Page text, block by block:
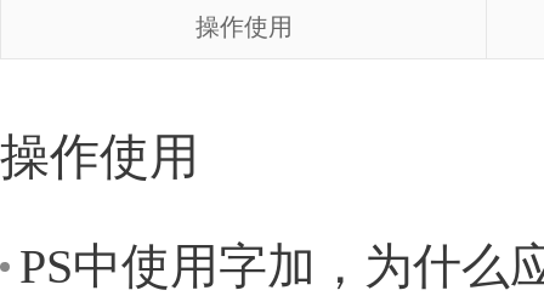
操作使用
操作使用
PS中使用字加，为什么